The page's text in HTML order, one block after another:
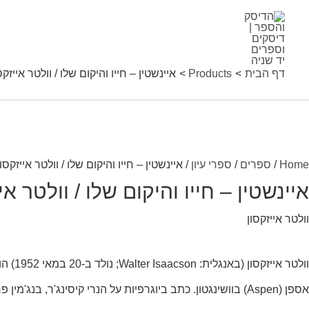
דף הבית Products איינשטין – חייו והיקום שלו / וולטר
Home
/ ספרים / ספרי עיון / איינשטין – חייו והיקום שלו / וולטר
איינשטין – חייו והיקום שלו / וולטר
וולטר אייזקסון
אספן (Aspen) בוושינגטון. כתב ביוגרפיות על הנרי קיסינג'ר, בנג'מין פרנקלין, אלברט איינשטיין וסטיב ג'ובס. זוכה אות הרצאת ג'פרסון לשנת 2014.
איינשטין
וולטר
אייזקסון
quantity